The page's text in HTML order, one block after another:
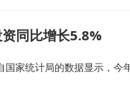
同比增长5.8%
家统计局的数据显示，